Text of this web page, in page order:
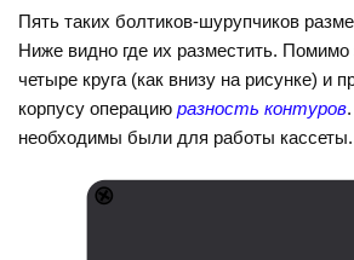
Пять таких болтиков-шурупчиков
Ниже видно где их разместить. Помимо
четыре круга (как внизу на рисунке) и
корпусу операциюразность контуров
необходимы были для работы кассеты.